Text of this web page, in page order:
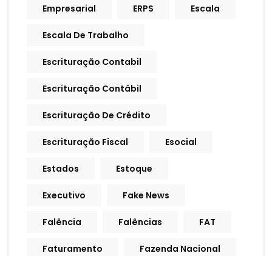
Empresarial ERPS Escala
Escala De Trabalho
Escrituração Contabil
Escrituração Contábil
Escrituração De Crédito
Escrituração Fiscal Esocial
Estados Estoque
Executivo Fake News
Falência Falências FAT
Faturamento Fazenda Nacional